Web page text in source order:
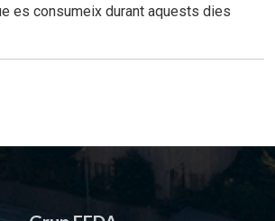
es consumeix durant aquests dies